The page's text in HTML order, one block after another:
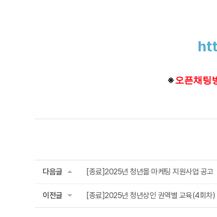
※오픈채팅
다음글 [종료]2025년 청년몰 마케팅 지원사업 공고
이전글 [종료]2025년 청년상인 권역별 교육(4회차)